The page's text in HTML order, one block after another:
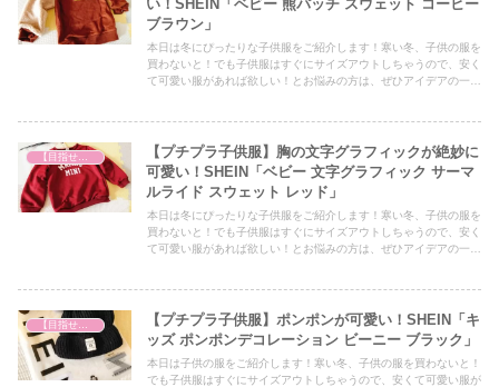
い！SHEIN「ベビー 熊パッチ スウェット コーヒー
ブラウン」
本日は冬にぴったりな子供服をご紹介します！寒い冬、子供の服を
買わないと！でも子供服はすぐにサイズアウトしちゃうので、安く
て可愛い服があれば欲しい！とお悩みの方は、ぜひアイデアの一つ
【目指せファッションモンスター】
【プチプラ子供服】胸の文字グラフィックが絶妙に
可愛い！SHEIN「ベビー 文字グラフィック サーマ
ルライド スウェット レッド」
本日は冬にぴったりな子供服をご紹介します！寒い冬、子供の服を
買わないと！でも子供服はすぐにサイズアウトしちゃうので、安く
て可愛い服があれば欲しい！とお悩みの方は、ぜひアイデアの一つ
【プチプラ子供服】ポンポンが可愛い！SHEIN「キ
ッズ ポンポンデコレーション ビーニー ブラック」
本日は子供の服をご紹介します！寒い冬、子供の服を買わないと！
でも子供服はすぐにサイズアウトしちゃうので、安くて可愛い服が